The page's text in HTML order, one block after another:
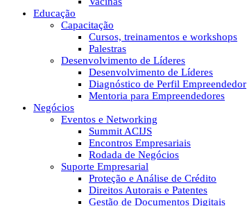
Educação
Capacitação
Cursos, treinamentos e workshops
Palestras
Desenvolvimento de Líderes
Desenvolvimento de Líderes
Diagnóstico de Perfil Empreendedor
Mentoria para Empreendedores
Negócios
Eventos e Networking
Summit ACIJS
Encontros Empresariais
Rodada de Negócios
Suporte Empresarial
Proteção e Análise de Crédito
Direitos Autorais e Patentes
Gestão de Documentos Digitais